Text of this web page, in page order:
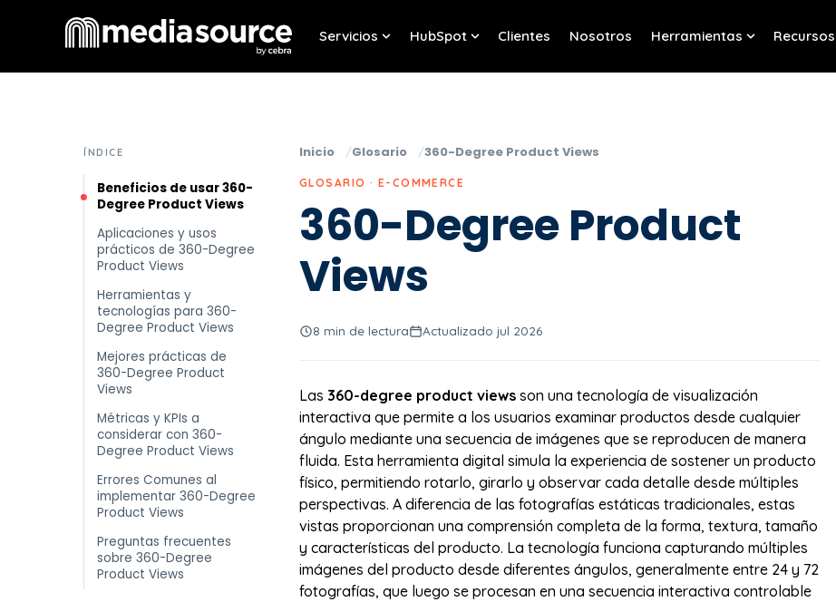
Servicios
Show submenu for Servicios
HubSpot
Show submenu for HubSpot
Clientes Nosotros Herramientas
Show
Recursos
ÍNDICE
Beneficios de usar 360-
Degree Product Views
Aplicaciones y usos
prácticos de 360-Degree
Product Views
Herramientas y
tecnologías para 360-
Degree Product Views
Mejores prácticas de
360-Degree Product
Views
Métricas y KPIs a
considerar con 360-
Degree Product Views
Errores Comunes al
implementar 360-Degree
Product Views
Preguntas frecuentes
sobre 360-Degree
Product Views
Inicio Glosario 360-Degree Product Views
GLOSARIO · E-COMMERCE
360-Degree Product
Views
8 min de lectura Actualizado jul 2026
Las 360-degree product views son una tecnología de visualización
interactiva que permite a los usuarios examinar productos desde cualquier
ángulo mediante una secuencia de imágenes que se reproducen de manera
fluida. Esta herramienta digital simula la experiencia de sostener un producto
físico, permitiendo rotarlo, girarlo y observar cada detalle desde múltiples
perspectivas. A diferencia de las fotografías estáticas tradicionales, estas
vistas proporcionan una comprensión completa de la forma, textura, tamaño
y características del producto. La tecnología funciona capturando múltiples
imágenes del producto desde diferentes ángulos, generalmente entre 24 y 72
fotografías, que luego se procesan en una secuencia interactiva controlable